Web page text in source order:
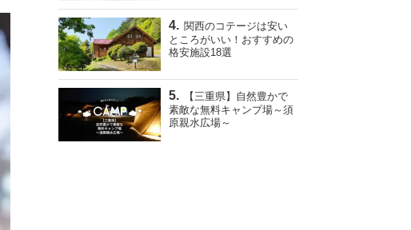
関西のコテージは安い
ところがいい！おすすめの
格安施設18選
【三重県】自然豊かで
素敵な無料キャンプ場～須
原親水広場～